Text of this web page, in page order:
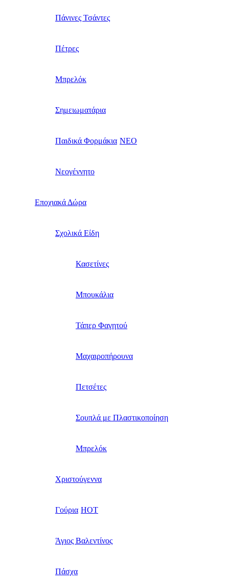
Πάνινες Τσάντες
Πέτρες
Μπρελόκ
Σημειωματάρια
Παιδικά Φορμάκια NEO
Νεογέννητο
Εποχιακά Δώρα
Σχολικά Είδη
Κασετίνες
Μπουκάλια
Τάπερ Φαγητού
Μαχαιροπήρουνα
Πετσέτες
Σουπλά με Πλαστικοποίηση
Μπρελόκ
Χριστούγεννα
Γούρια HOT
Άγιος Βαλεντίνος
Πάσχα